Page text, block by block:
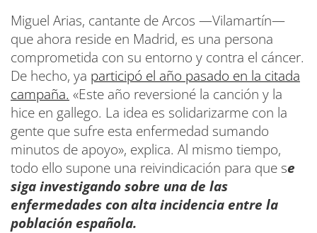
Miguel Arias, cantante de Arcos —Vilamartín—
que ahora reside en Madrid, es una persona
comprometida con su entorno y contra el cáncer.
De hecho, ya participó el año pasado en la citada
campaña. «Este año reversioné la canción y la
hice en gallego. La idea es solidarizarme con la
gente que sufre esta enfermedad sumando
minutos de apoyo», explica. Al mismo tiempo,
todo ello supone una reivindicación para que se
siga investigando sobre una de las
enfermedades con alta incidencia entre la
población española.